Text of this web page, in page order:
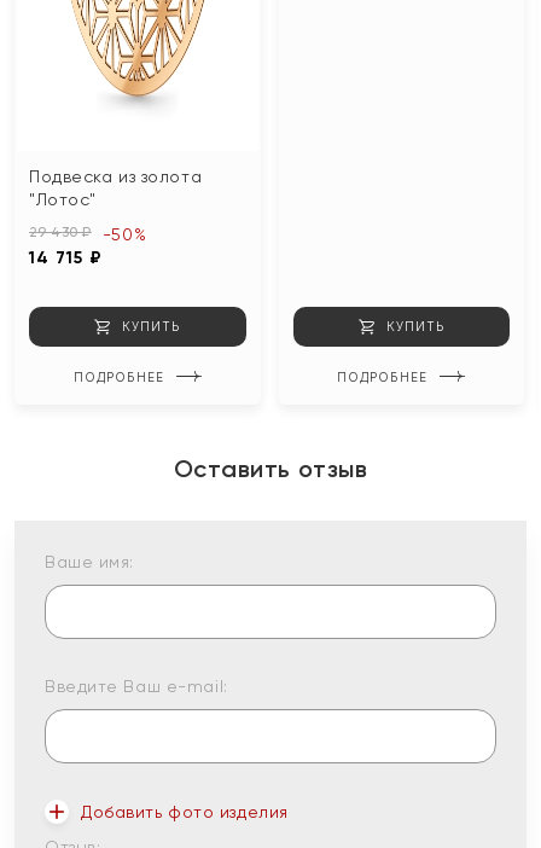
Подвеска из золота
"Лотос"
29 430 ₽
14 715 ₽
-50%
КУПИТЬ
ПОДРОБНЕЕ
КУПИТЬ
ПОДРОБНЕЕ
Оставить отзыв
Ваше имя:
Введите Ваш e-mail:
Добавить фото изделия